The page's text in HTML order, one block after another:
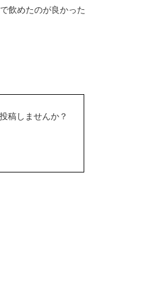
飲めたのが良かった
稿しませんか？